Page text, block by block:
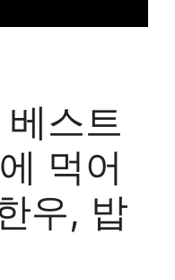
스트
먹어
우, 밥